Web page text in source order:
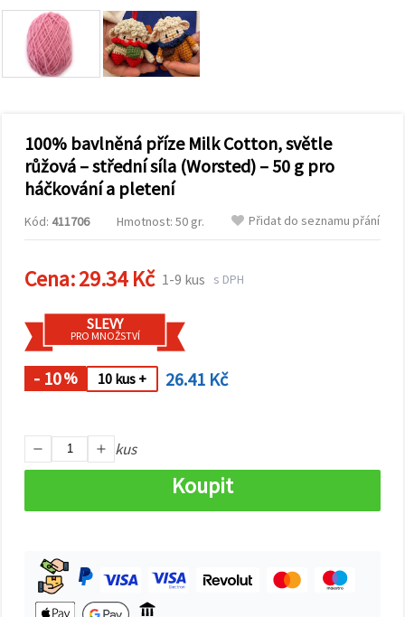
obsah a
reklamu, a
to i s
pomocí
našich
marketing.
Můžete
souhlasit s
použitím
cookies
kliknutím
vše!" Nebo
můžete
preference v
Nastavení
výběrem
cookies a
"Uložit"
100% bavlněná příze Milk Cotton, světle
růžová – střední síla (Worsted) – 50 g pro
háčkování a pletení
Kód: 411706 Hmotnost: 50 gr. Přidat do seznamu přání
Cena:29.34 Kč 1-9 kus s DPH
SLEVY
PRO MNOŽSTVÍ
- 10% 10 kus + 26.41 Kč
kus
Koupit